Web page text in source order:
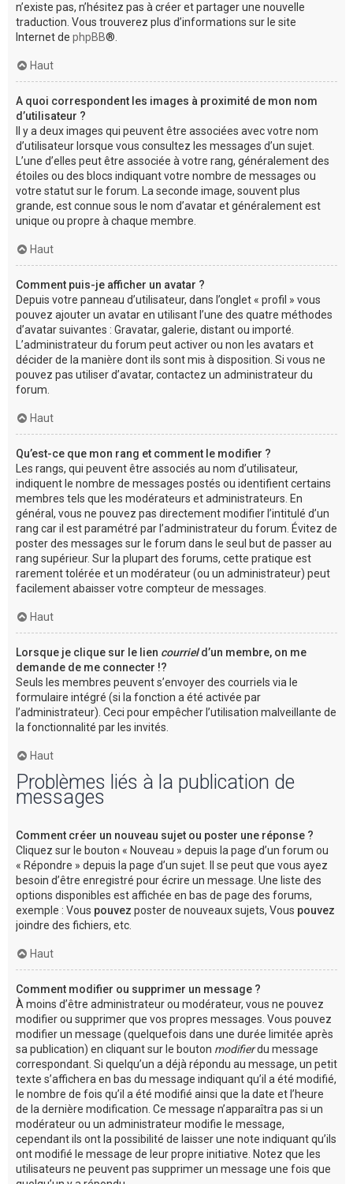
n’existe pas, n’hésitez pas à créer et partager une nouvelle
traduction. Vous trouverez plus d’informations sur le site
Internet de phpBB®.
Haut
A quoi correspondent les images à proximité de mon nom
d’utilisateur ?
Il y a deux images qui peuvent être associées avec votre nom
d’utilisateur lorsque vous consultez les messages d’un sujet.
L’une d’elles peut être associée à votre rang, généralement des
étoiles ou des blocs indiquant votre nombre de messages ou
votre statut sur le forum. La seconde image, souvent plus
grande, est connue sous le nom d’avatar et généralement est
unique ou propre à chaque membre.
Haut
Comment puis-je afficher un avatar ?
Depuis votre panneau d’utilisateur, dans l’onglet « profil » vous
pouvez ajouter un avatar en utilisant l’une des quatre méthodes
d’avatar suivantes : Gravatar, galerie, distant ou importé.
L’administrateur du forum peut activer ou non les avatars et
décider de la manière dont ils sont mis à disposition. Si vous ne
pouvez pas utiliser d’avatar, contactez un administrateur du
forum.
Haut
Qu’est-ce que mon rang et comment le modifier ?
Les rangs, qui peuvent être associés au nom d’utilisateur,
indiquent le nombre de messages postés ou identifient certains
membres tels que les modérateurs et administrateurs. En
général, vous ne pouvez pas directement modifier l’intitulé d’un
rang car il est paramétré par l’administrateur du forum. Évitez de
poster des messages sur le forum dans le seul but de passer au
rang supérieur. Sur la plupart des forums, cette pratique est
rarement tolérée et un modérateur (ou un administrateur) peut
facilement abaisser votre compteur de messages.
Haut
Lorsque je clique sur le lien courrield’un membre, on me
demande de me connecter !?
Seuls les membres peuvent s’envoyer des courriels via le
formulaire intégré (si la fonction a été activée par
l’administrateur). Ceci pour empêcher l’utilisation malveillante de
la fonctionnalité par les invités.
Haut
Problèmes liés à la publication de
messages
Comment créer un nouveau sujet ou poster une réponse ?
Cliquez sur le bouton « Nouveau » depuis la page d’un forum ou
« Répondre » depuis la page d’un sujet. Il se peut que vous ayez
besoin d’être enregistré pour écrire un message. Une liste des
options disponibles est affichée en bas de page des forums,
exemple : Vous pouvez poster de nouveaux sujets, Vous pouvez
joindre des fichiers, etc.
Haut
Comment modifier ou supprimer un message ?
À moins d’être administrateur ou modérateur, vous ne pouvez
modifier ou supprimer que vos propres messages. Vous pouvez
modifier un message (quelquefois dans une durée limitée après
sa publication) en cliquant sur le bouton modifierdu message
correspondant. Si quelqu’un a déjà répondu au message, un petit
texte s’affichera en bas du message indiquant qu’il a été modifié,
le nombre de fois qu’il a été modifié ainsi que la date et l’heure
de la dernière modification. Ce message n’apparaîtra pas si un
modérateur ou un administrateur modifie le message,
cependant ils ont la possibilité de laisser une note indiquant qu’ils
ont modifié le message de leur propre initiative. Notez que les
utilisateurs ne peuvent pas supprimer un message une fois que